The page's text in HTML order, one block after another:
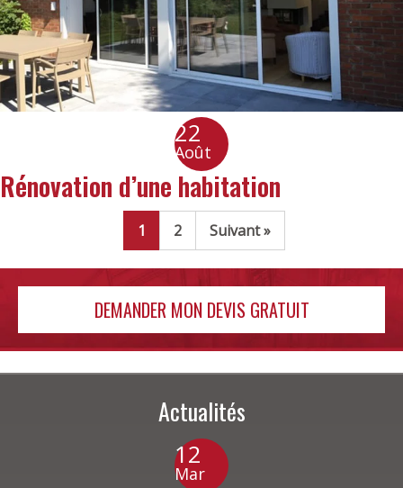
22
Août
Rénovation d’une habitation
1 2 Suivant »
DEMANDER MON DEVIS GRATUIT
Actualités
12
Mar